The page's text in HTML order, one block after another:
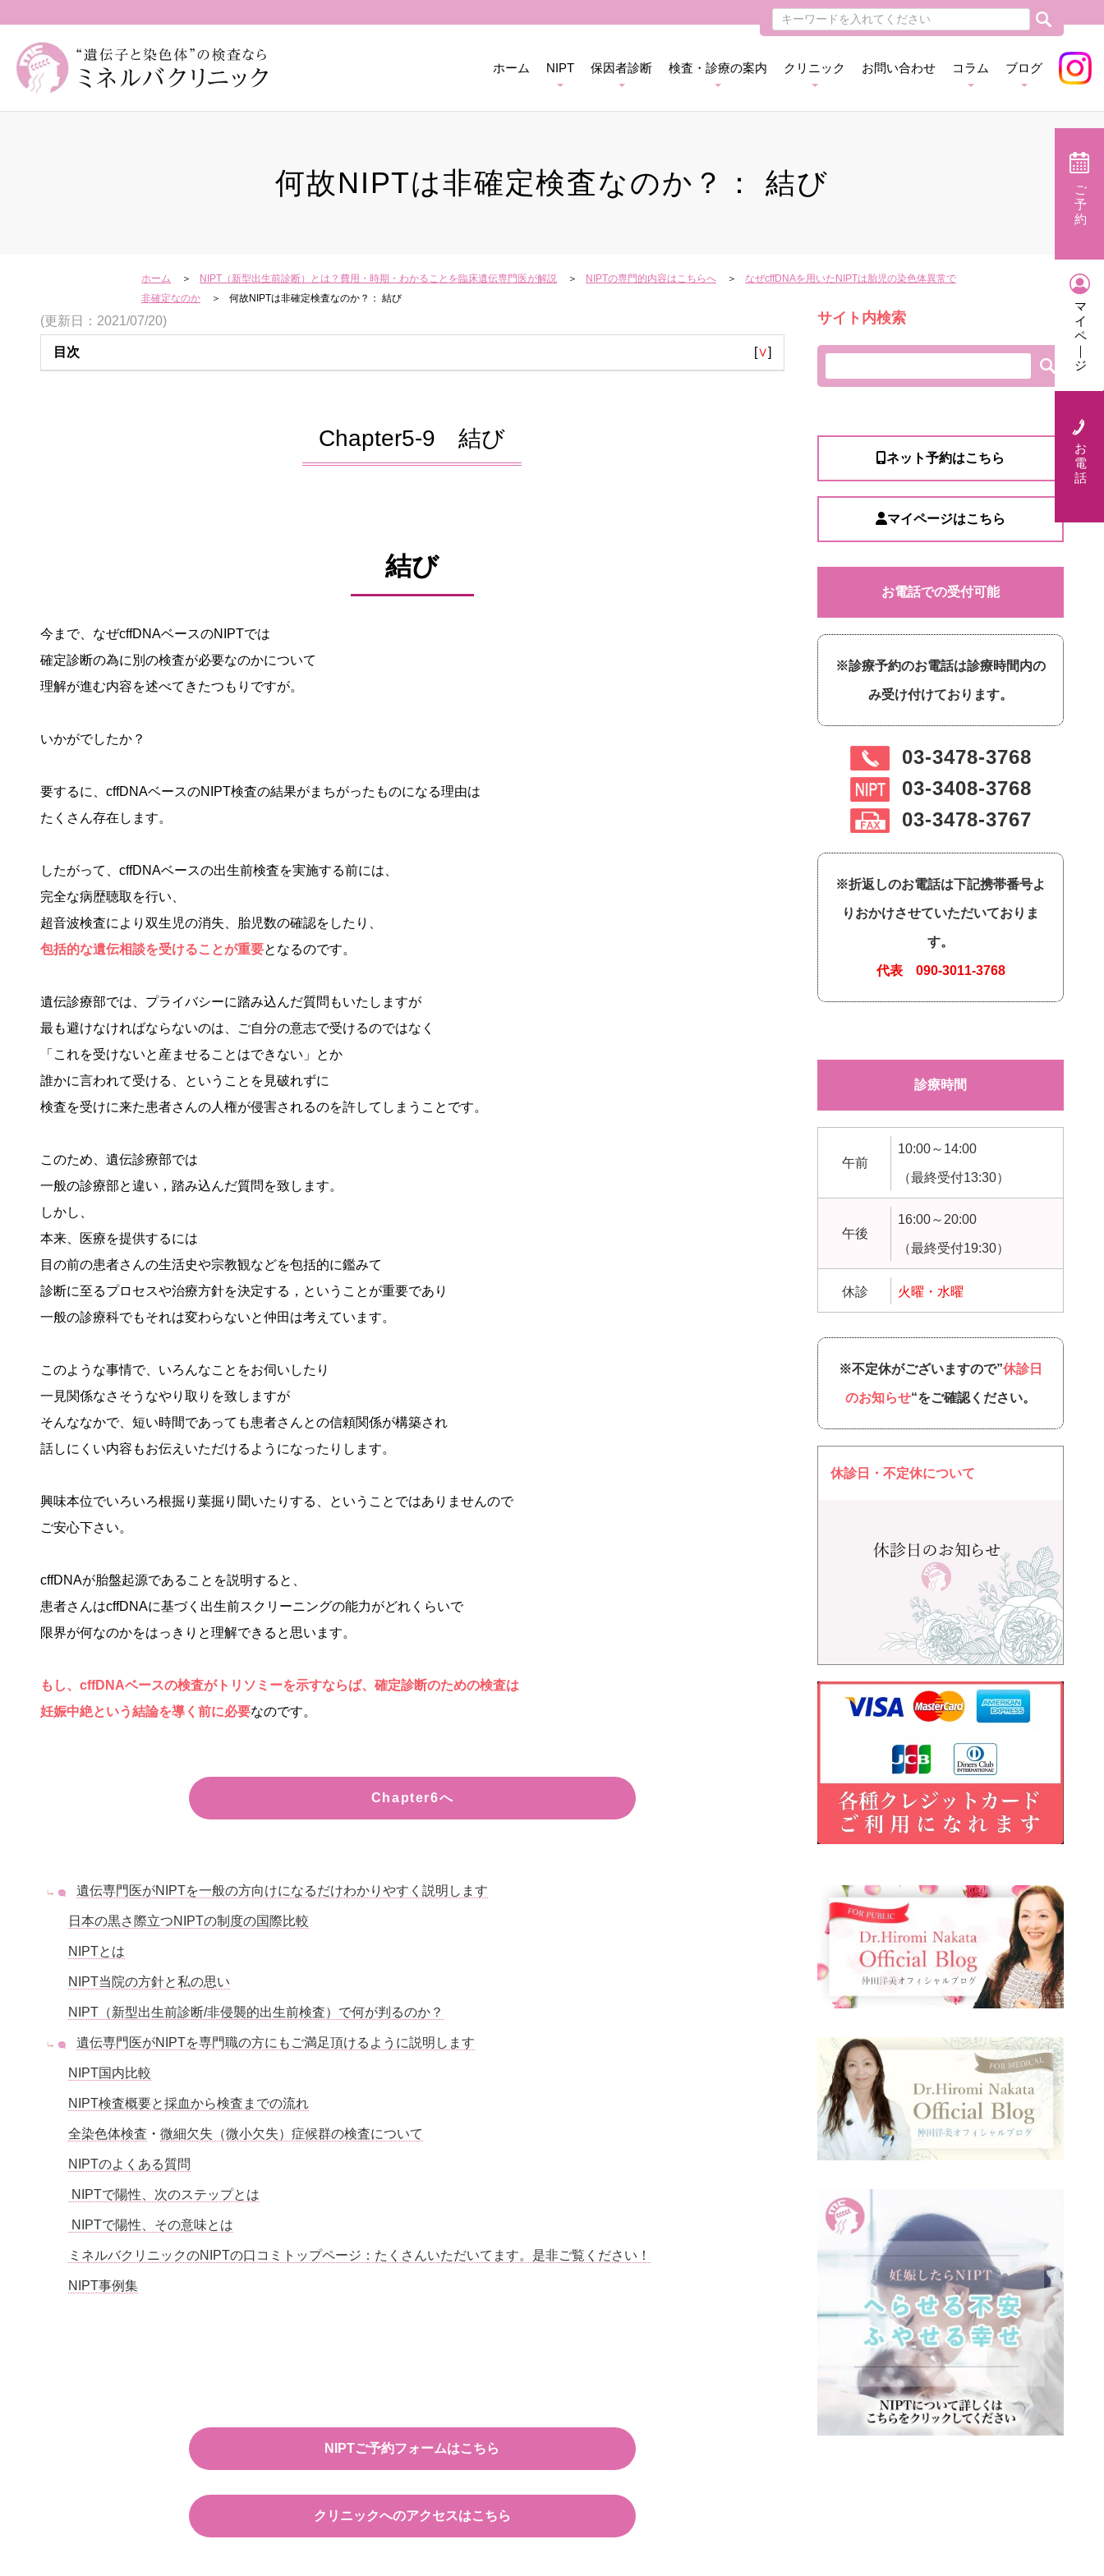
ホーム NIPT 保因者診断 検査・診療の案内 クリニック お問い合わせ コラム ブログ
何故NIPTは非確定検査なのか？： 結び
ホーム NIPT（新型出生前診断）とは？費用・時期・わかることを臨床遺伝専門医が解説 NIPTの専門的内容はこちらへ
なぜcffDNAを用いたNIPTは胎児の染色体異常で
非確定なのか
何故NIPTは非確定検査なのか？： 結び
(更新日：2021/07/20)
目次 [∨]
Chapter5-9 結び
結び
今まで、なぜcffDNAベースのNIPTでは
確定診断の為に別の検査が必要なのかについて
理解が進む内容を述べてきたつもりですが。
いかがでしたか？
要するに、cffDNAベースのNIPT検査の結果がまちがったものになる理由は
たくさん存在します。
したがって、cffDNAベースの出生前検査を実施する前には、
完全な病歴聴取を行い、
超音波検査により双生児の消失、胎児数の確認をしたり、
包括的な遺伝相談を受けることが重要となるのです。
遺伝診療部では、プライバシーに踏み込んだ質問もいたしますが
最も避けなければならないのは、ご自分の意志で受けるのではなく
「これを受けないと産ませることはできない」とか
誰かに言われて受ける、ということを見破れずに
検査を受けに来た患者さんの人権が侵害されるのを許してしまうことです。
このため、遺伝診療部では
一般の診療部と違い，踏み込んだ質問を致します。
しかし、
本来、医療を提供するには
目の前の患者さんの生活史や宗教観などを包括的に鑑みて
診断に至るプロセスや治療方針を決定する，ということが重要であり
一般の診療科でもそれは変わらないと仲田は考えています。
このような事情で、いろんなことをお伺いしたり
一見関係なさそうなやり取りを致しますが
そんななかで、短い時間であっても患者さんとの信頼関係が構築され
話しにくい内容もお伝えいただけるようになったりします。
興味本位でいろいろ根掘り葉掘り聞いたりする、ということではありませんので
ご安心下さい。
cffDNAが胎盤起源であることを説明すると、
患者さんはcffDNAに基づく出生前スクリーニングの能力がどれくらいで
限界が何なのかをはっきりと理解できると思います。
もし、cffDNAベースの検査がトリソミーを示すならば、確定診断のための検査は
妊娠中絶という結論を導く前に必要なのです。
Chapter6へ
遺伝専門医がNIPTを一般の方向けになるだけわかりやすく説明します
日本の黒さ際立つNIPTの制度の国際比較
NIPTとは
NIPT当院の方針と私の思い
NIPT（新型出生前診断/非侵襲的出生前検査）で何が判るのか？
遺伝専門医がNIPTを専門職の方にもご満足頂けるように説明します
NIPT国内比較
NIPT検査概要と採血から検査までの流れ
全染色体検査 ・ 微細欠失（微小欠失）症候群の検査について
NIPTのよくある質問
NIPTで陽性、次のステップとは
NIPTで陽性、その意味とは
ミネルバクリニックのNIPTの口コミトップページ：たくさんいただいてます。是非ご覧ください！
NIPT事例集
NIPTご予約フォームはこちら
クリニックへのアクセスはこちら
サイト内検索
ネット予約はこちら
マイページはこちら
お電話での受付可能
※診療予約のお電話は診療時間内の
み受け付けております。
03-3478-3768
03-3408-3768
03-3478-3767
※折返しのお電話は下記携帯番号よ
りおかけさせていただいておりま
す。
代表 090-3011-3768
診療時間
午前
10:00～14:00
（最終受付13:30）
午後
16:00～20:00
（最終受付19:30）
休診 火曜・水曜
※不定休がございますので”休診日
のお知らせ“をご確認ください。
休診日・不定休について
ご
予
約
マ
イ
ペ
｜
ジ
お
電
話